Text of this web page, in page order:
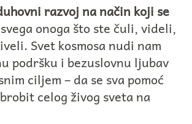
razvoj na način koji se
onoga što ste čuli, videli,
Svet kosmosa nudi nam
podršku i bezuslovnu ljubav
ciljem – da se sva pomoć
celog živog sveta na